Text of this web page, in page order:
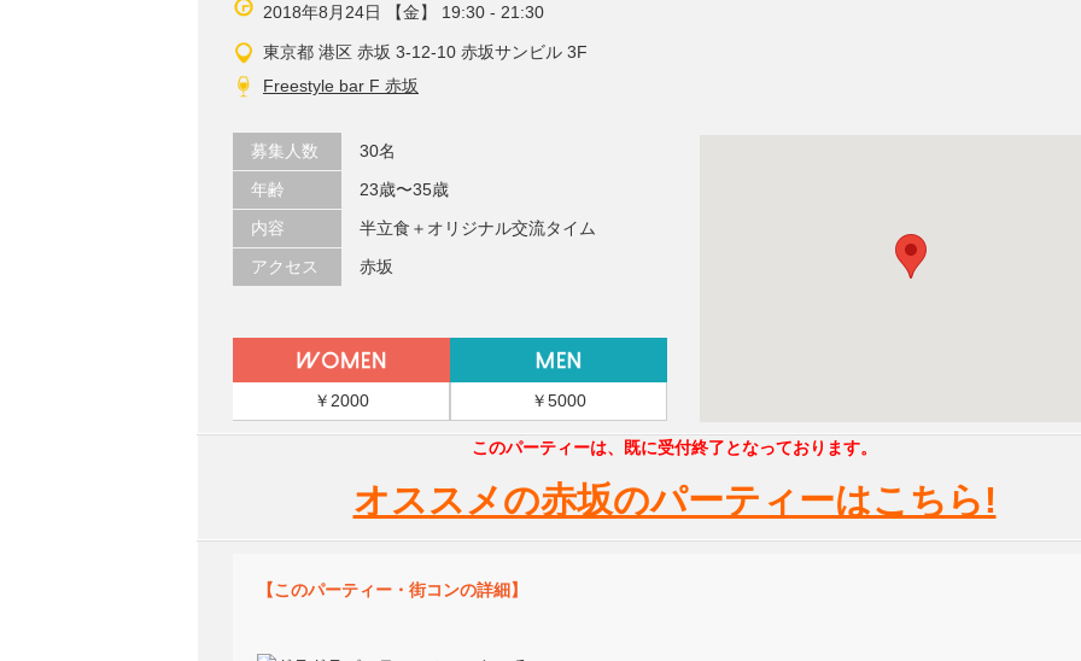
2018年8月24日 【金】 19:30 - 21:30
東京都 港区 赤坂 3-12-10 赤坂サンビル 3F
Freestyle bar F 赤坂
募集人数
30名
年齢
23歳〜35歳
内容
半立食＋オリジナル交流タイム
アクセス
赤坂
￥2000 ￥5000
このパーティーは、既に受付終了となっております。
オススメの赤坂のパーティーはこちら!
【このパーティー・街コンの詳細】